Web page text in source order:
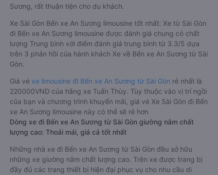
Sương, rất thuận tiện cho du khách.
Xe Sài Gòn Bến xe An Sương limousine tốt nhất: Xe từ Sài Gòn
đi Bến xe An Sương limousine được đánh giá chung có chất
lượng Trung bình với điểm đánh giá trung bình từ 3.3/5 dựa
trên 3 phản hồi của hành khách Xe về Bến xe An Sương từ Sài
Gòn.
Giá vé xe limousine đi Bến xe An Sương từ Sài Gòn rẻ nhất là
220000VND của hãng xe Tuấn Thùy. Tùy thuộc vào vị trí ngồi
của bạn và chương trình khuyến mãi, giá vé Xe Sài Gòn đi Bến
xe An Sương limousine này có thể sẽ rẻ hơn
Dòng xe đi Bến xe An Sương từ Sài Gòn giường nằm chất
lượng cao: Thoải mái, giá cả tốt nhất
Những nhà xe đi Bến xe An Sương từ Sài Gòn đều sở hữu
những xe giường nằm chất lượng cao. Trên xe được trang bị
đầy đủ các trang thiết bị hiện đại phục vụ cho nhu cầu di